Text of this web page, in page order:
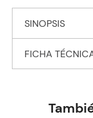
SINOPSIS
"THIS
for Expert IELTS
FICHA
Encuadernación